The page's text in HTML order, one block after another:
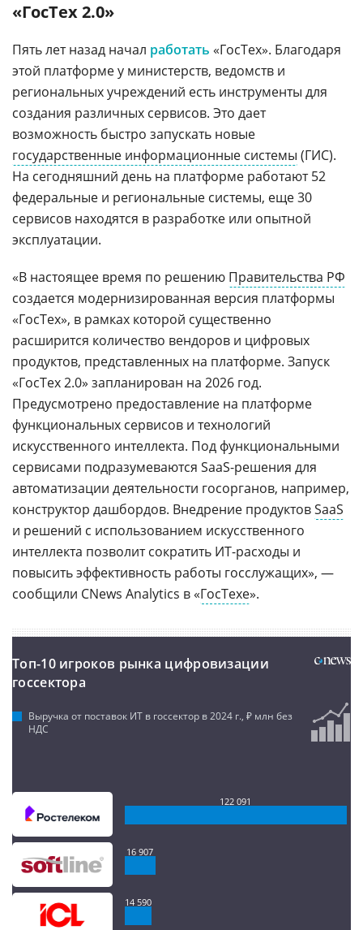
«ГосТех 2.0»
Пять лет назад начал работать «ГосТех». Благодаря
этой платформе у министерств, ведомств и
региональных учреждений есть инструменты для
создания различных сервисов. Это дает
возможность быстро запускать новые
государственные информационные системы (ГИС).
На сегодняшний день на платформе работают 52
федеральные и региональные системы, еще 30
сервисов находятся в разработке или опытной
эксплуатации.
«В настоящее время по решению Правительства РФ
создается модернизированная версия платформы
«ГосТех», в рамках которой существенно
расширится количество вендоров и цифровых
продуктов, представленных на платформе. Запуск
«ГосТех 2.0» запланирован на 2026 год.
Предусмотрено предоставление на платформе
функциональных сервисов и технологий
искусственного интеллекта. Под функциональными
сервисами подразумеваются SaaS-решения для
автоматизации деятельности госорганов, например,
конструктор дашбордов. Внедрение продуктовSaaS
и решений с использованием искусственного
интеллекта позволит сократить ИТ-расходы и
повысить эффективность работы госслужащих», —
сообщили CNews Analytics в «ГосТехе».
Топ-10 игроков рынка цифровизации
госсектора
Выручка от поставок ИТ в госсектор в 2024 г., ₽ млн без
НДС
122 091
16 907
14 590